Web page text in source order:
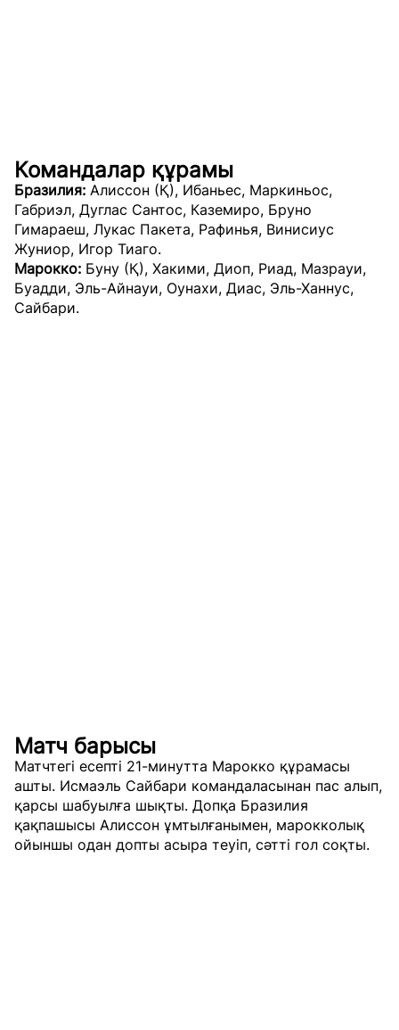
Командалар құрамы
Бразилия: Алиссон (Қ), Ибаньес, Маркиньос,
Габриэл, Дуглас Сантос, Каземиро, Бруно
Гимараеш, Лукас Пакета, Рафинья, Винисиус
Жуниор, Игор Тиаго.
Марокко: Буну (Қ), Хакими, Диоп, Риад, Мазрауи,
Буадди, Эль-Айнауи, Оунахи, Диас, Эль-Ханнус,
Сайбари.
Матч барысы
Матчтегі есепті 21-минутта Марокко құрамасы
ашты. Исмаэль Сайбари командаласынан пас алып,
қарсы шабуылға шықты. Допқа Бразилия
қақпашысы Алиссон ұмтылғанымен, марокколық
ойыншы одан допты асыра теуіп, сәтті гол соқты.